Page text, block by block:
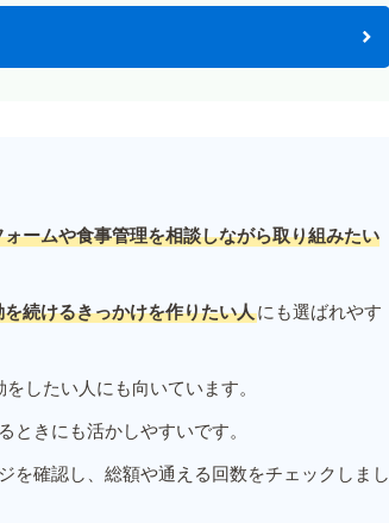
ォームや食事管理を相談しながら取り組みたい
続けるきっかけを作りたい人にも選ばれやす
したい人にも向いています。
きにも活かしやすいです。
を確認し、総額や通える回数をチェックしまし